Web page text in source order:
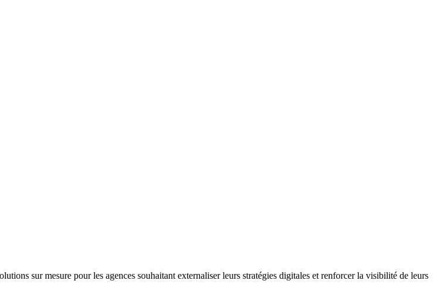
sur mesure pour les agences souhaitant externaliser leurs stratégies digitales et renforcer la visibilité de leurs